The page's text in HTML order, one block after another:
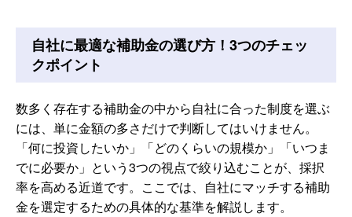
自社に最適な補助金の選び方！3つのチェッ
クポイント
数多く存在する補助金の中から自社に合った制度を選ぶ
には、単に金額の多さだけで判断してはいけません。
「何に投資したいか」「どのくらいの規模か」「いつま
でに必要か」という3つの視点で絞り込むことが、採択
率を高める近道です。ここでは、自社にマッチする補助
金を選定するための具体的な基準を解説します。